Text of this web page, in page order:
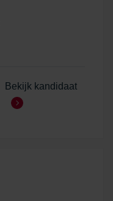
Bekijk kandidaat